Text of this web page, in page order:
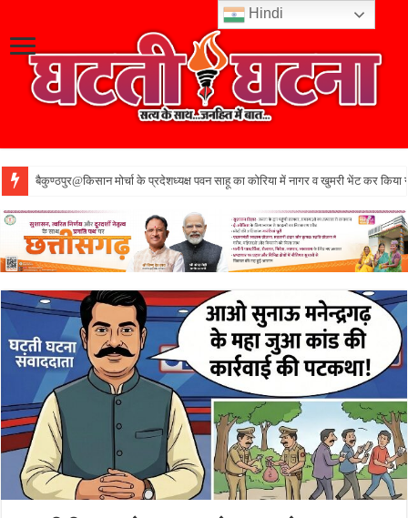
बैकुण्ठपुर@किसान मोर्चा के प्रदेशध्यक्ष पवन साहू का कोरिया में नागर व खुमरी भेंट कर किया
Hindi